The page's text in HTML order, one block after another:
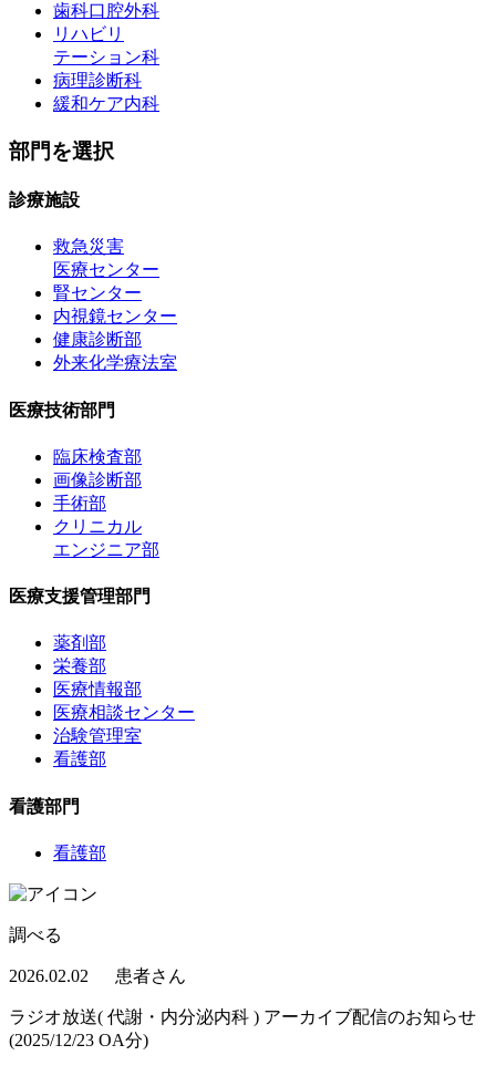
歯科口腔外科
リハビリ
テーション科
病理診断科
緩和ケア内科
部門を選択
診療施設
救急災害
医療センター
腎センター
内視鏡センター
健康診断部
外来化学療法室
医療技術部門
臨床検査部
画像診断部
手術部
クリニカル
エンジニア部
医療支援管理部門
薬剤部
栄養部
医療情報部
医療相談センター
治験管理室
看護部
看護部門
看護部
調べる
2026.02.02 患者さん
ラジオ放送( 代謝・内分泌内科 ) アーカイブ配信のお知らせ
(2025/12/23 OA分)